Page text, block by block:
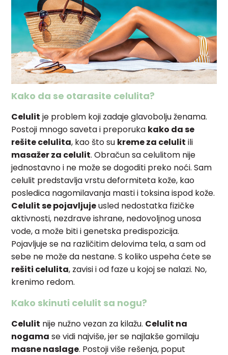
Kako da se otarasite celulita?
Celulit je problem koji zadaje glavobolju ženama.
Postoji mnogo saveta i preporuka kako da se
rešite celulita, kao što su kreme za celulit ili
masažer za celulit. Obračun sa celulitom nije
jednostavno i ne može se dogoditi preko noći. Sam
celulit predstavlja vrstu deformiteta kože, kao
posledica nagomilavanja masti i toksina ispod kože.
Celulit se pojavljujeusled nedostatka fizičke
aktivnosti, nezdrave ishrane, nedovoljnog unosa
vode, a može biti i genetska predispozicija.
Pojavljuje se na različitim delovima tela, a sam od
sebe ne može da nestane. S koliko uspeha ćete se
rešiti celulita, zavisi i od faze u kojoj se nalazi. No,
krenimo redom.
Kako skinuti celulit sa nogu?
Celulit nije nužno vezan za kilažu. Celulit na
nogama se vidi najviše, jer se najlakše gomilaju
masne naslage. Postoji više rešenja, poput